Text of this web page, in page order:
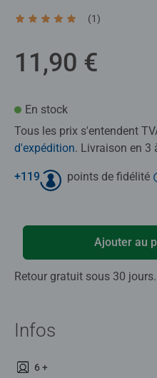
Average rating 5,0 out of 5
(1)
11,90 €
En stock
Tous les prix s'entendent
d'expédition. Livraison en 3
+119 points de fidélité
Ajouter au
Retour gratuit sous 30 jours.
Infos
6 +